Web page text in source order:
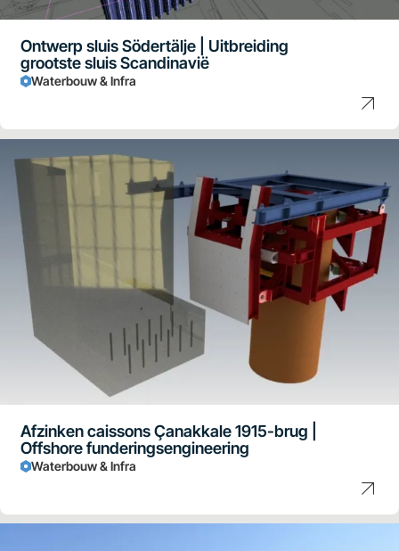
Ontwerp sluis Södertälje | Uitbreiding
grootste sluis Scandinavië
Waterbouw & Infra
Afzinken caissons Çanakkale 1915-brug |
Offshore funderingsengineering
Waterbouw & Infra